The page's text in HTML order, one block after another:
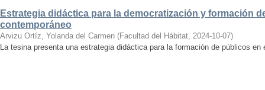
Estrategia didáctica para la democratización y formación
contemporáneo
Arvizu Ortíz, Yolanda del Carmen (Facultad del Hábitat, 2024-10-07)
La tesina presenta una estrategia didáctica para la formación de públicos en